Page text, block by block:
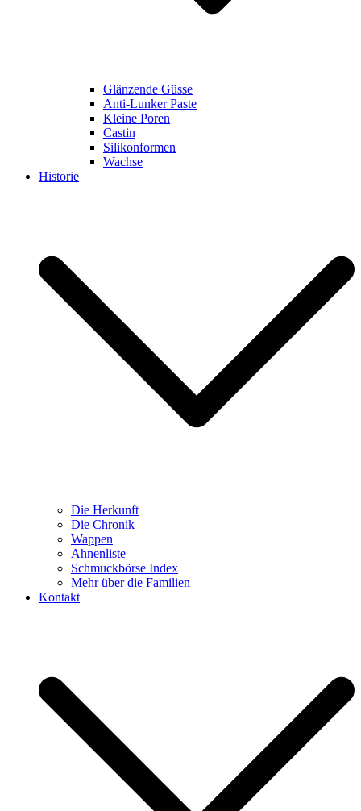
Glänzende Güsse
Anti-Lunker Paste
Kleine Poren
Castin
Silikonformen
Wachse
Historie
Die Herkunft
Die Chronik
Wappen
Ahnenliste
Schmuckbörse Index
Mehr über die Familien
Kontakt